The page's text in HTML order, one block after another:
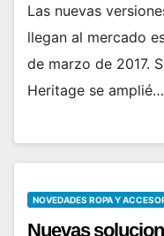
Las nuevas
llegan al mercado
de marzo de 2017.
Heritage se amplié…
NOVEDADES ROPA Y
Nuevas